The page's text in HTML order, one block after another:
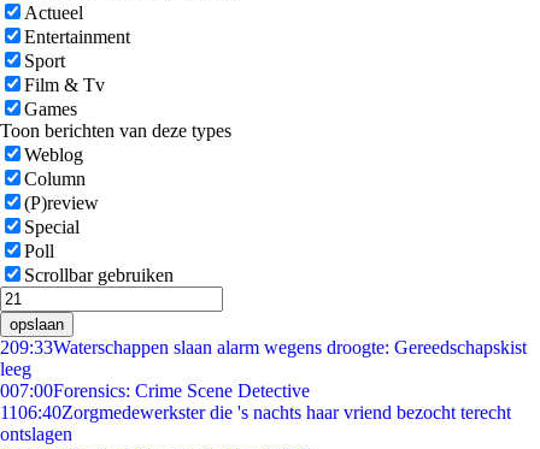
Actueel
Entertainment
Sport
Film & Tv
Games
Toon berichten van deze types
Weblog
Column
(P)review
Special
Poll
Scrollbar gebruiken
opslaan
209:33Waterschappen slaan alarm wegens droogte: Gereedschapskist
leeg
007:00Forensics: Crime Scene Detective
1106:40Zorgmedewerkster die 's nachts haar vriend bezocht terecht
ontslagen